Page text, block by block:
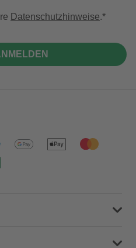
Datenschutzhinweise.